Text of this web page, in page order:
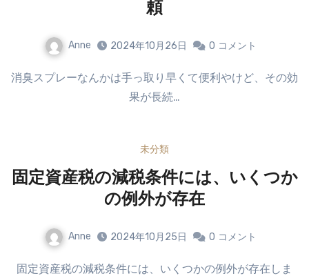
頼
Anne 2024年10月26日 0 コメント
消臭スプレーなんかは手っ取り早くて便利やけど、その効
果が長続…
未分類
固定資産税の減税条件には、いくつか
の例外が存在
Anne 2024年10月25日 0 コメント
固定資産税の減税条件には、いくつかの例外が存在しま